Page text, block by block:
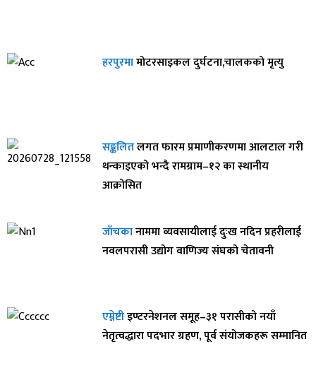
हरपुरमामोटरसाइकल दुर्घटना,चालकको मृत्यु
सङ्कलितलगत फारम प्रमाणीकरणमा आलटाल गरी
थन्काइएको भन्दै रामग्राम–१२ का स्थानीय
आक्रोसित
जाँचकानाममा व्यवसायीलाई दुःख नदिन प्रहरीलाई
नवलपरासी उद्योग वाणिज्य संघको चेतावनी
एम्नेष्टीइण्टरनेशनल समूह–३१ परासीको नयाँ
नेतृत्वद्धारा पदभार ग्रहण, पूर्व संयोजकहरू सम्मानित